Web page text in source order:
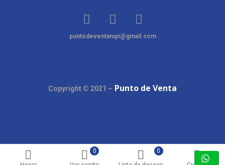
0
0
puntodeventanqn@gmail.com
Copyright © 2021 – Punto de Venta